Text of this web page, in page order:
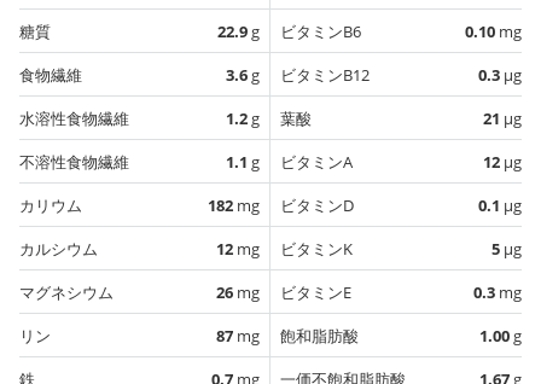
糖質
22.9g
食物繊維
3.6g
水溶性食物繊維
1.2g
不溶性食物繊維
1.1 g
カリウム
182 mg
カルシウム
12 mg
マグネシウム
26 mg
リン
87 mg
鉄
0.7 mg
ビタミンB6
0.10 mg
ビタミンB12
0.3 µg
葉酸
21 µg
ビタミンA
12 µg
ビタミンD
0.1 µg
ビタミンK
5 µg
ビタミンE
0.3 mg
飽和脂肪酸
1.00g
一価不飽和脂肪酸
1.67g